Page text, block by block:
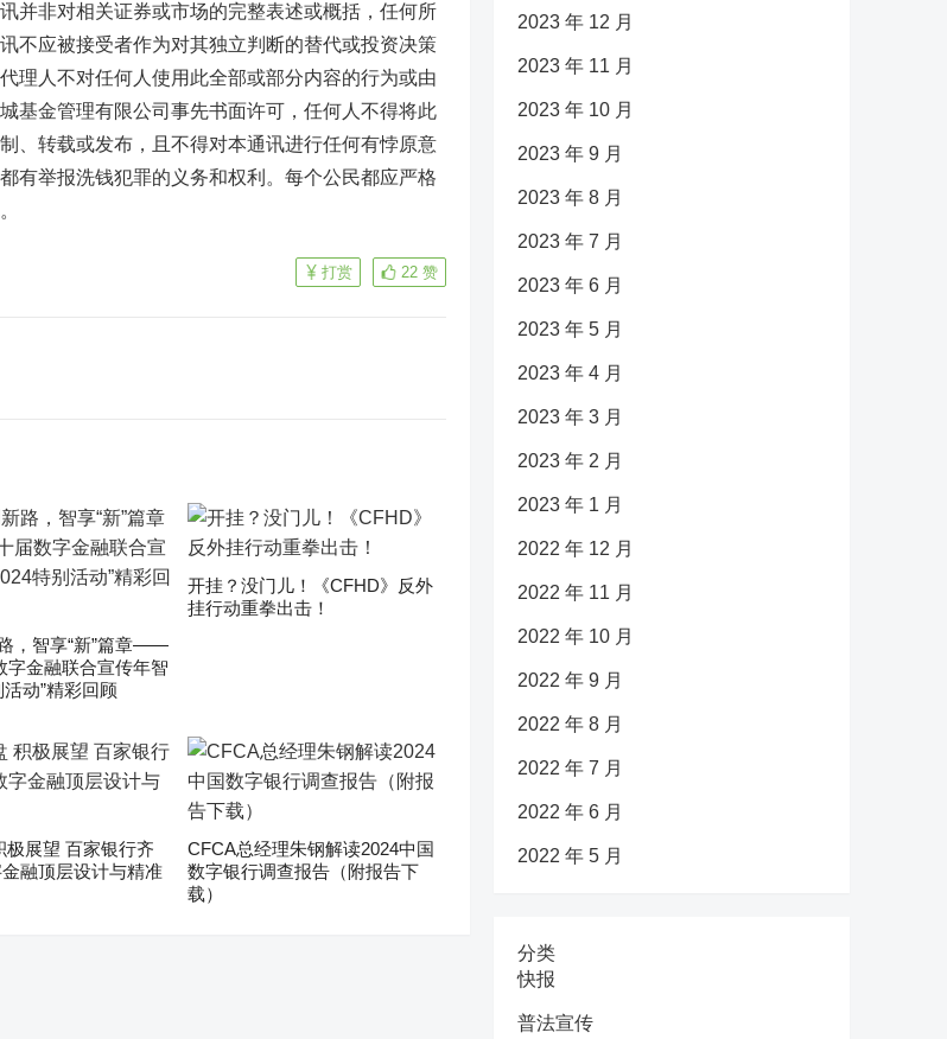
并非对相关证券或市场的完整表述或概括，任何所
不应被接受者作为对其独立判断的替代或投资决策
理人不对任何人使用此全部或部分内容的行为或由
基金管理有限公司事先书面许可，任何人不得将此
、转载或发布，且不得对本通讯进行任何有悖原意
有举报洗钱犯罪的义务和权利。每个公民都应严格
22 赞
打赏
，智享“新”篇章——
字金融联合宣传年智
动”精彩回顾
开挂？没门儿！《CFHD》反外
挂行动重拳出击！
极展望 百家银行齐
融顶层设计与精准
CFCA总经理朱钢解读2024中国
数字银行调查报告（附报告下
载）
2023 年 12 月
2023 年 11 月
2023 年 10 月
2023 年 9 月
2023 年 8 月
2023 年 7 月
2023 年 6 月
2023 年 5 月
2023 年 4 月
2023 年 3 月
2023 年 2 月
2023 年 1 月
2022 年 12 月
2022 年 11 月
2022 年 10 月
2022 年 9 月
2022 年 8 月
2022 年 7 月
2022 年 6 月
2022 年 5 月
分类
快报
普法宣传